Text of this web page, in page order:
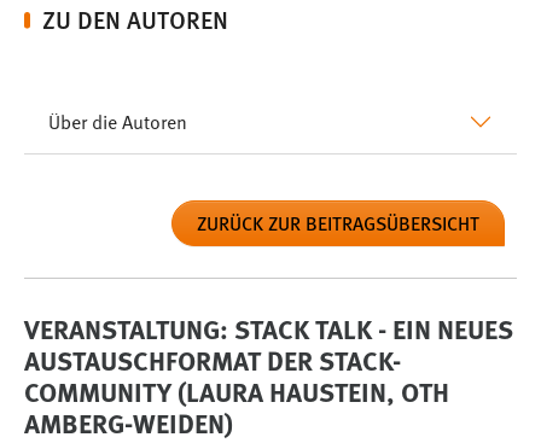
ZU DEN AUTOREN
Über die Autoren
ZURÜCK ZUR BEITRAGSÜBERSICHT
VERANSTALTUNG: STACK TALK - EIN NEUES
AUSTAUSCHFORMAT DER STACK-
COMMUNITY (LAURA HAUSTEIN, OTH
AMBERG-WEIDEN)